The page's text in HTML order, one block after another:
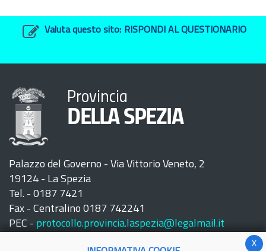
Valuta questo sito: RISPONDI AL QUESTIONARIO
Provincia
DELLA SPEZIA
Palazzo del Governo - Via Vittorio Veneto, 2
19124 - La Spezia
Tel. - 0187 7421
Fax - Centralino 0187 742241
PEC - protocollo.provincia.laspezia@legalmail.it
x